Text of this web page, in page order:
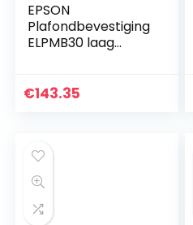
EPSON
Plafondbevestiging
ELPMB30 laag
€143.35